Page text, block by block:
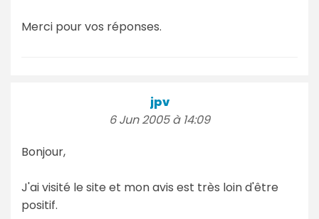
Merci pour vos réponses.
jpv
6 Jun 2005 à 14:09
Bonjour,
J'ai visité le site et mon avis est très loin d'être
positif.